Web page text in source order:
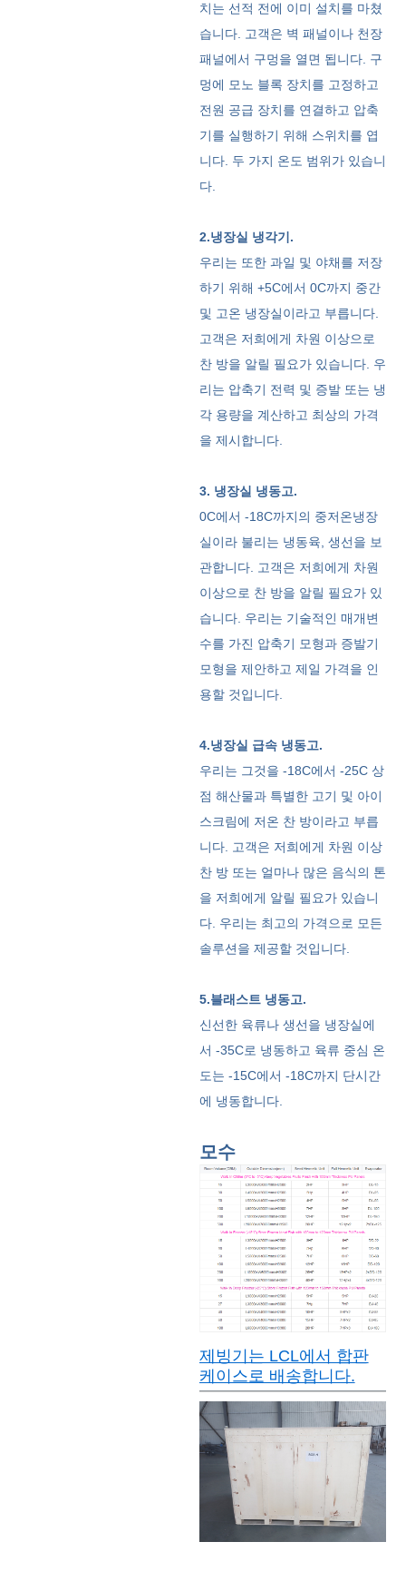
치는 선적 전에 이미 설치를 마쳤
습니다. 고객은 벽 패널이나 천장
패널에서 구멍을 열면 됩니다. 구
멍에 모노 블록 장치를 고정하고
전원 공급 장치를 연결하고 압축
기를 실행하기 위해 스위치를 엽
니다. 두 가지 온도 범위가 있습니
다.
2.냉장실 냉각기.
우리는 또한 과일 및 야채를 저장
하기 위해 +5C에서 0C까지 중간
및 고온 냉장실이라고 부릅니다.
고객은 저희에게 차원 이상으로
찬 방을 알릴 필요가 있습니다. 우
리는 압축기 전력 및 증발 또는 냉
각 용량을 계산하고 최상의 가격
을 제시합니다.
3. 냉장실 냉동고.
0C에서 -18C까지의 중저온냉장
실이라 불리는 냉동육, 생선을 보
관합니다. 고객은 저희에게 차원
이상으로 찬 방을 알릴 필요가 있
습니다. 우리는 기술적인 매개변
수를 가진 압축기 모형과 증발기
모형을 제안하고 제일 가격을 인
용할 것입니다.
4.냉장실 급속 냉동고.
우리는 그것을 -18C에서 -25C 상
점 해산물과 특별한 고기 및 아이
스크림에 저온 찬 방이라고 부릅
니다. 고객은 저희에게 차원 이상
찬 방 또는 얼마나 많은 음식의 톤
을 저희에게 알릴 필요가 있습니
다. 우리는 최고의 가격으로 모든
솔루션을 제공할 것입니다.
5.블래스트 냉동고.
신선한 육류나 생선을 냉장실에
서 -35C로 냉동하고 육류 중심 온
도는 -15C에서 -18C까지 단시간
에 냉동합니다.
모수
제빙기는 LCL에서 합판
케이스로 배송합니다.